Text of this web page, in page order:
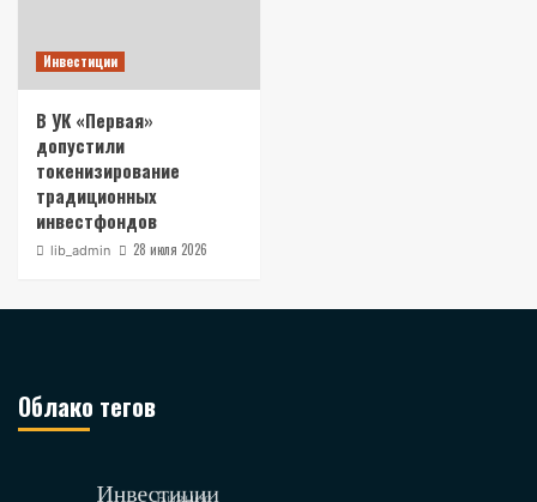
Инвестиции
В УК «Первая»
допустили
токенизирование
традиционных
инвестфондов
lib_admin 28 июля 2026
Облако тегов